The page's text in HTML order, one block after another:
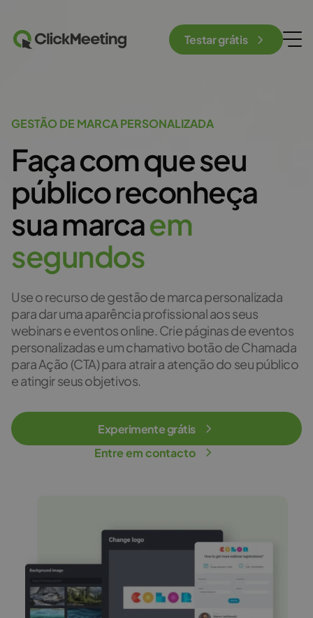
Testar grátis
GESTÃO DE MARCA PERSONALIZADA
Faça com que seu
público reconheça
sua marcaem
segundos
Use o recurso de gestão de marca personalizada
para dar uma aparência profissional aos seus
webinars e eventos online. Crie páginas de eventos
personalizadas e um chamativo botão de Chamada
para Ação (CTA) para atrair a atenção do seu público
e atingir seus objetivos.
Experimente grátis
Entre em contacto